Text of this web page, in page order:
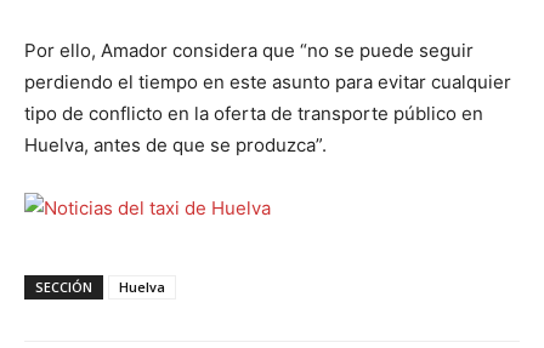
Por ello, Amador considera que “no se puede seguir
perdiendo el tiempo en este asunto para evitar cualquier
tipo de conflicto en la oferta de transporte público en
Huelva, antes de que se produzca”.
SECCIÓN Huelva